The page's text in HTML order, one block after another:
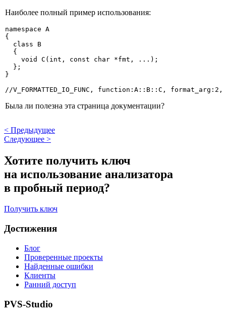
Наиболее полный пример использования:
namespace A
{
  class B
  {
    void C(int, const char *fmt, ...);
  };
}
//V_FORMATTED_IO_FUNC, function:A::B::C,
Была ли полезна эта страница документации?
< Предыдущее
Следующее >
Хотите получить ключ
на использование анализатора
в пробный период?
Получить ключ
Достижения
Блог
Проверенные проекты
Найденные ошибки
Клиенты
Ранний доступ
PVS-Studio